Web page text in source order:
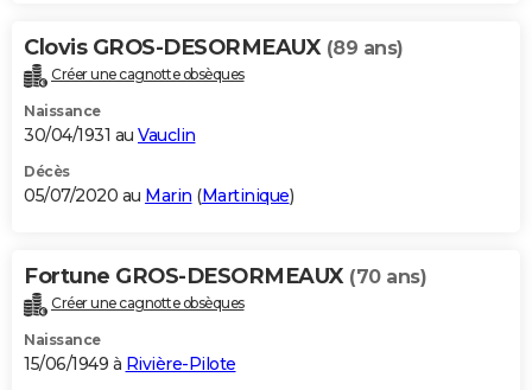
Clovis GROS-DESORMEAUX (89 ans)
Créer une cagnotte obsèques
Naissance
30/04/1931 au Vauclin
Décès
05/07/2020 au Marin (Martinique)
Fortune GROS-DESORMEAUX (70 ans)
Créer une cagnotte obsèques
Naissance
15/06/1949 à Rivière-Pilote